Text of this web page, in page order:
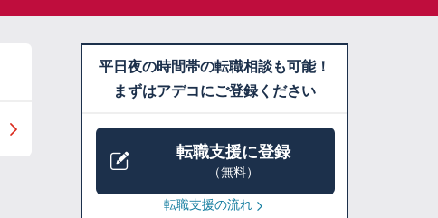
平日夜の時間帯の転職相談も可能！
まずはアデコにご登録ください
転職支援に登録
（無料）
転職支援の流れ